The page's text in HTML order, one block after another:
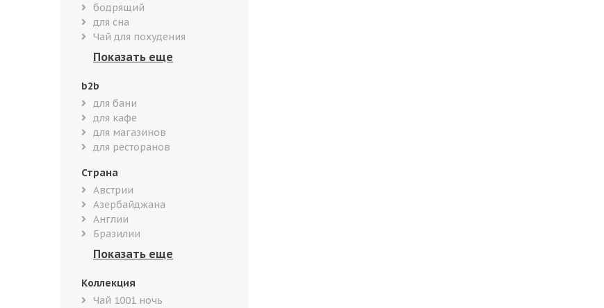
бодрящий
для сна
Чай для похудения
b2b
для бани
для кафе
для магазинов
для ресторанов
Страна
Австрии
Азербайджана
Англии
Бразилии
Коллекция
Чай 1001 ночь